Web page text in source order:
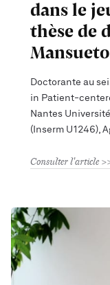
dans le
thèse de
Mansueto
Doctorante au
in Patient-
Nantes
(Inserm U1246),
Consulter l'article